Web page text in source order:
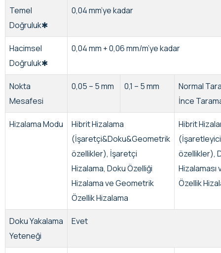
Temel
Doğruluk✱
0,04 mm’ye kadar
Hacimsel
Doğruluk✱
0,04 mm + 0,06 mm/m’ye kadar
Nokta
Mesafesi
0,05 – 5 mm 0,1 – 5 mm
Normal
İnce
Hizalama Modu
Hibrit Hizalama
(İşaretçi&Doku&Geometrik
özellikler), İşaretçi
Hizalama, Doku Özelliği
Hizalama ve Geometrik
Özellik Hizalama
Hibrit
özellikler),
Özellik
Doku Yakalama
Yeteneği
Evet